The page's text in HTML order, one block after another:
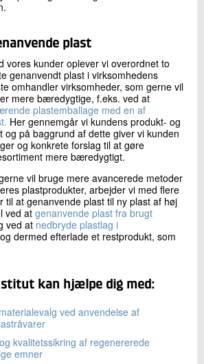
Send plast
vores kunder oplever vi overordnet to
genanvendt plast i virksomhedens
omhandler virksomheder, som gerne vil
mere bæredygtige, f.eks. ved at
plastemballage med en af
Her gennemgår vi kundens produkt- og
og på baggrund af dette giver vi kunden
og konkrete forslag til at gøre
mere bæredygtigt.
vil bruge mere avancerede metoder
plastprodukter, arbejder vi med flere
til at genanvende plast til ny plast af høj
ved at genanvende plast fra brugt
ved at nedbryde plastlag i
og dermed efterlade et restprodukt, som
kan hjælpe dig med:
ved anvendelse af
kvalitetssikring af regenererede
emner